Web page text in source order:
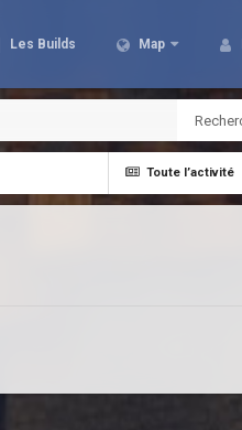
Les Builds Map
Toute l’activité